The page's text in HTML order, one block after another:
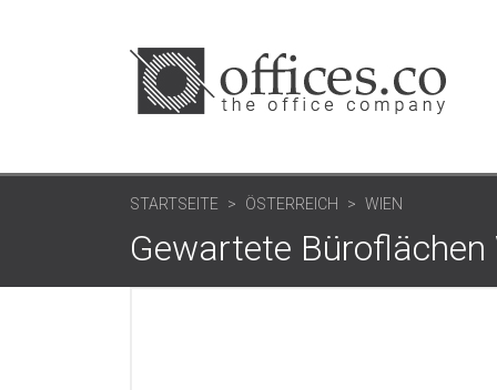
STARTSEITE ÖSTERREICH WIEN
Gewartete Büroflächen